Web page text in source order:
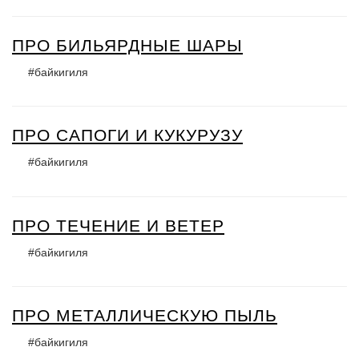
ПРО БИЛЬЯРДНЫЕ ШАРЫ
#байкигиля
ПРО САПОГИ И КУКУРУЗУ
#байкигиля
ПРО ТЕЧЕНИЕ И ВЕТЕР
#байкигиля
ПРО МЕТАЛЛИЧЕСКУЮ ПЫЛЬ
#байкигиля